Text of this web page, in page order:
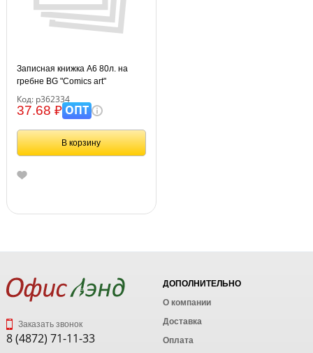
Записная книжка А6 80л. на
гребне BG "Comics art"
Код: р362334
37.68 ₽ОПТ
В корзину
Заказать звонок
8 (4872) 71-11-33
ДОПОЛНИТЕЛЬНО
О компании
Доставка
Оплата